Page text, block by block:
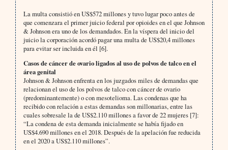
La multa consistió en US$572 millones y tuvo lugar poco antes de
que comenzara el primer juicio federal por opioides en el que Johnson
& Johnson era uno de los demandados. En la víspera del inicio del
juicio la corporación acordó pagar una multa de US$20,4 millones
para evitar ser incluida en él [6].
Casos de cáncer de ovario ligados al uso de polvos de talco en el
área genital
Johnson & Johnson enfrenta en los juzgados miles de demandas que
relacionan el uso de los polvos de talco con cáncer de ovario
(predominantemente) o con mesotelioma. Las condenas que ha
recibido con relación a estas demandas son millonarias, entre las
cuales sobresale la de US$2.110 millones a favor de 22 mujeres [7]:
“La condena de esta demanda inicialmente se había fijado en
US$4.690 millones en el 2018. Después de la apelación fue reducida
en el 2020 a US$2.110 millones”.